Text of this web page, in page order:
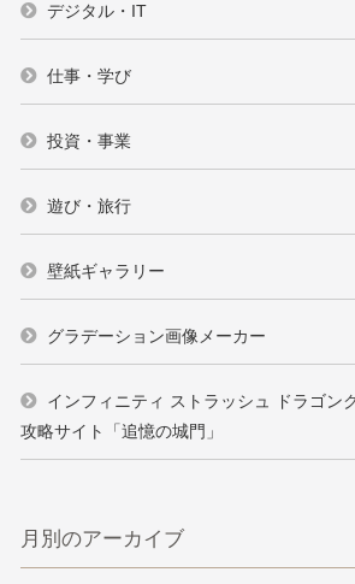
デジタル・IT
仕事・学び
投資・事業
遊び・旅行
壁紙ギャラリー
グラデーション画像メーカー
インフィニティ ストラッシュ ドラゴン
攻略サイト「追憶の城門」
月別のアーカイブ